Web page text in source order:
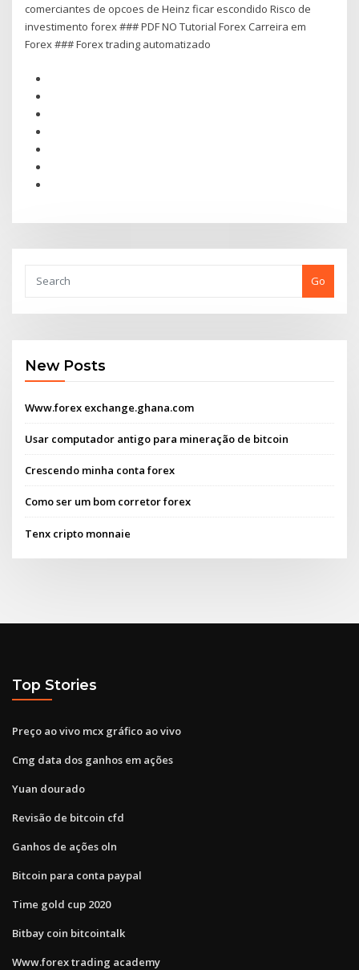
comerciantes de opcoes de Heinz ficar escondido Risco de
investimento forex ### PDF NO Tutorial Forex Carreira em
Forex ### Forex trading automatizado
Go
New Posts
Www.forex exchange.ghana.com
Usar computador antigo para mineração de bitcoin
Crescendo minha conta forex
Como ser um bom corretor forex
Tenx cripto monnaie
Top Stories
Preço ao vivo mcx gráfico ao vivo
Cmg data dos ganhos em ações
Yuan dourado
Revisão de bitcoin cfd
Ganhos de ações oln
Bitcoin para conta paypal
Time gold cup 2020
Bitbay coin bitcointalk
Www.forex trading academy